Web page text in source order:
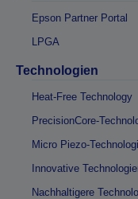
Epson Partner Portal
LPGA
Technologien
Heat-Free Technology
PrecisionCore-
Micro Piezo-
Innovative
Nachhaltigere